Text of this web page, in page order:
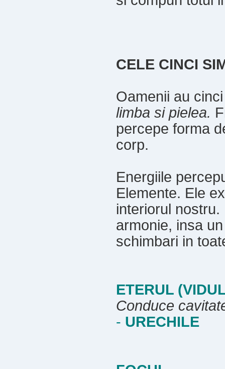
CELE CINCI
Oamenii au
limba si pielea.
percepe forma
corp.
Energiile
Elemente. Ele
interiorul
armonie, insa
schimbari in
ETERUL
Conduce
- URECHILE